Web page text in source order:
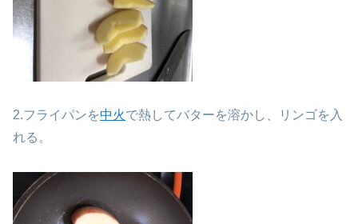
2.フライパンを中火で熱してバターを溶かし、リンゴを入
れる。